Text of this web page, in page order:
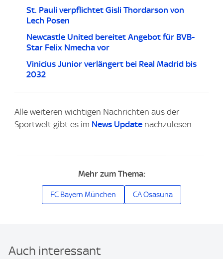
St. Pauli verpflichtet Gisli Thordarson von
Lech Posen
Newcastle United bereitet Angebot für BVB-
Star Felix Nmecha vor
Vinicius Junior verlängert bei Real Madrid bis
2032
Alle weiteren wichtigen Nachrichten aus der
Sportwelt gibt es im News Update nachzulesen.
Mehr zum Thema:
FC Bayern München CA Osasuna
Auch interessant